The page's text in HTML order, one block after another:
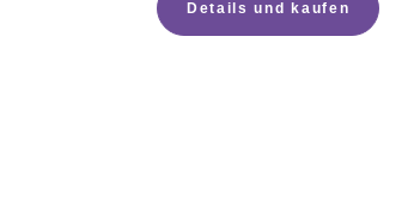
Details und kaufen